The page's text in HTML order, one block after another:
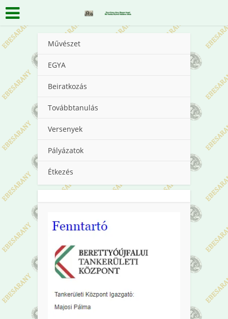
Művészet
EGYA
Beiratkozás
Továbbtanulás
Versenyek
Pályázatok
Étkezés